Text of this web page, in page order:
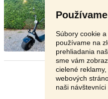
Súbory cookie
používame na
prehliadania
sme vám
cielené
webových
naši návštevníci
Predám
Nové
550 €
Stránka: 1